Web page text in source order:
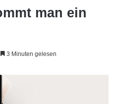
man ein
3 Minuten gelesen